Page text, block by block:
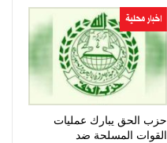
اخبار محلية
حزب الحق يبارك عمليات
القوات المسلحة ضد